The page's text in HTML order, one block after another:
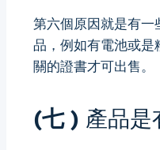
第六個原因就是有一
品，例如有電池或是
關的證書才可出售。
(七 ) 產品是